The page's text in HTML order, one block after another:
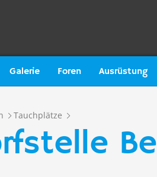
Galerie Foren Ausrüstung
Tauchplätze